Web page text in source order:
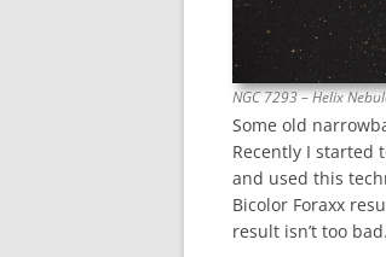
NGC 7293 – Helix
Some old
Recently I started
and used this
Bicolor Foraxx
result isn’t too